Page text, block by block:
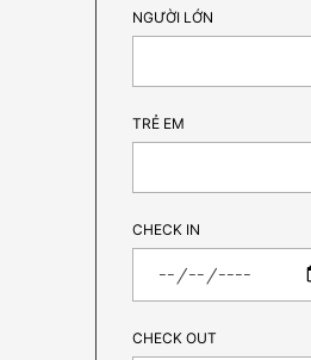
NGƯỜI LỚN
TRẺ EM
CHECK IN
CHECK OUT